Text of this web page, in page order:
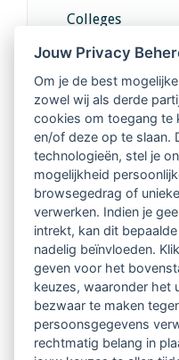
Colleges
Intervisie met
Netwerk van
regio's
Vindbaar voor
Tijdschrift voor
Lid worden van LVSC
Jouw Privacy
Om je de best
zowel wij als derde
cookies om toegang te
en/of deze op te slaan.
technologieën, stel je
mogelijkheid
browsegedrag of
verwerken. Indien je
intrekt, kan dit
nadelig beïnvloeden.
geven voor het
keuzes, waaronder het
bezwaar te maken
persoonsgegevens
rechtmatig belang in